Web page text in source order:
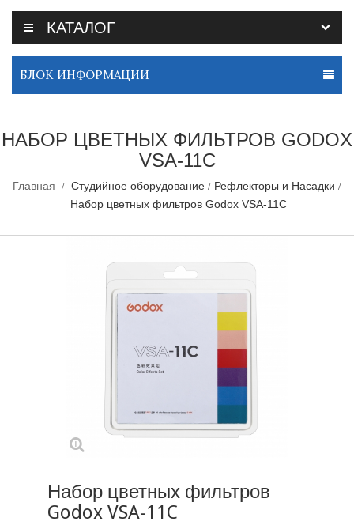
КАТАЛОГ
БЛОК ИНФОРМАЦИИ
НАБОР ЦВЕТНЫХ ФИЛЬТРОВ GODOX
VSA-11C
Главная Студийное оборудование
Рефлекторы и Насадки
Набор цветных фильтров Godox VSA-11C
Набор цветных фильтров
Godox VSA-11C